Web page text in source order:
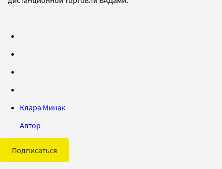
Клара Минак
Автор
Подписаться